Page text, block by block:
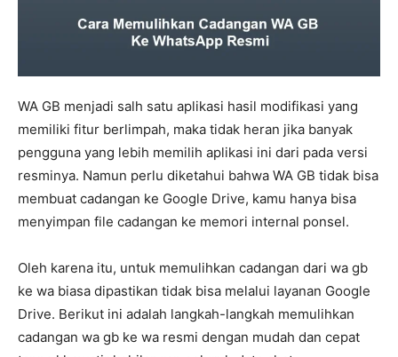
WA GB menjadi salh satu aplikasi hasil modifikasi yang
memiliki fitur berlimpah, maka tidak heran jika banyak
pengguna yang lebih memilih aplikasi ini dari pada versi
resminya. Namun perlu diketahui bahwa WA GB tidak bisa
membuat cadangan ke Google Drive, kamu hanya bisa
menyimpan file cadangan ke memori internal ponsel.
Oleh karena itu, untuk memulihkan cadangan dari wa gb
ke wa biasa dipastikan tidak bisa melalui layanan Google
Drive. Berikut ini adalah langkah-langkah memulihkan
cadangan wa gb ke wa resmi dengan mudah dan cepat